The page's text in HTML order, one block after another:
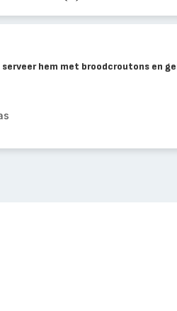
serveer hem met broodcroutons en